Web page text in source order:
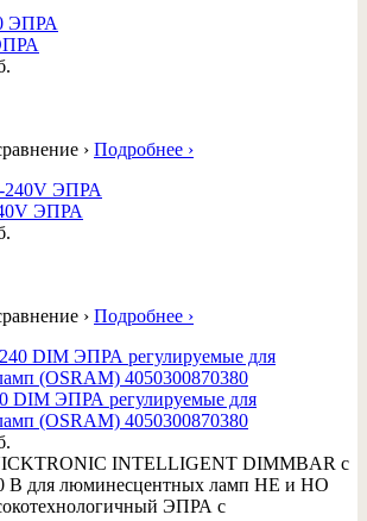
› Подробнее ›
ЭПРА
› Подробнее ›
DIM ЭПРА регулируемые для
(OSRAM) 4050300870380
INTELLIGENT DIMMBAR с
В для люминесцентных ламп HE и HO
ЭПРА с